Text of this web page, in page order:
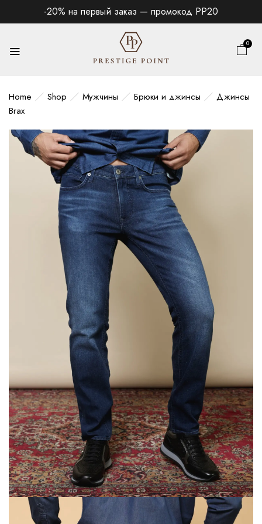
-20% на первый заказ — промокод PP20
0
Home Shop Мужчины Брюки и джинсы
Джинсы
Brax